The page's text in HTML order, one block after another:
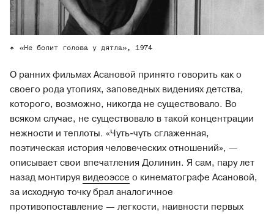
«Не болит голова у дятла», 1974
О ранних фильмах Асановой принято говорить как о
своего рода утопиях, заповедных видениях детства,
которого, возможно, никогда не существовало. Во
всяком случае, не существовало в такой концентрации
нежности и теплоты. «Чуть-чуть сглаженная,
поэтическая история человеческих отношений», —
описывает свои впечатления Долинин. Я сам, пару лет
назад монтируя видеоэссе о кинематографе Асановой,
за исходную точку брал аналогичное
противопоставление — легкости, наивности первых